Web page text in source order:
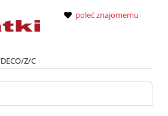
Z/C
poleć znajomemu